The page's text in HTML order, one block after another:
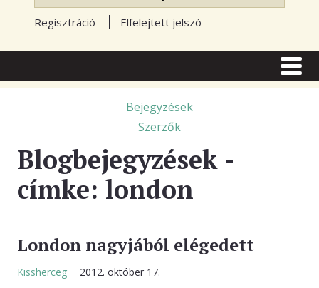
Regisztráció Elfelejtett jelszó
TUDÁSTÁR
RSS OLVASÓ
ELŐFIZETÉS
KAPCSOLAT
Bejegyzések
Szerzők
Blogbejegyzések -
címke: london
London nagyjából elégedett
Kissherceg 2012. október 17.